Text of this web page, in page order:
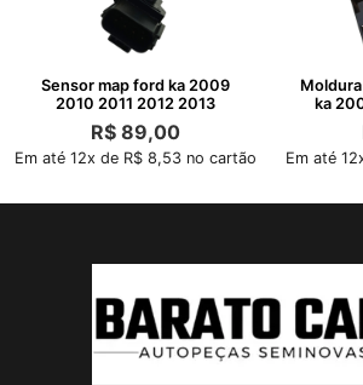
Sensor map ford ka 2009
2010 2011 2012 2013
R$ 89,00
Em até 12x de R$ 8,53 no cartão
ka
Em até